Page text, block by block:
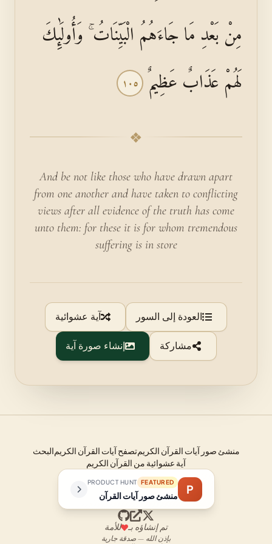
مِنْ بَعْدِ مَا جَاءَهُمُ الْبَيِّنَاتُ ۚ وَأُولَٰئِكَ
لَهُمْ عَذَابٌ عَظِيمٌ ١٠٥
❖
And be not like those who have drawn apart
from one another and have taken to conflicting
views after all evidence of the truth has come
unto them: for these it is for whom tremendous
suffering is in store
العودة إلى السور آية عشوائية
مشاركة إنشاء صورة آية
منشئ صور آيات القرآن الكريمتصفح آيات القرآن الكريمالبحث
آية عشوائية من القرآن الكريم
P
FEATURED
PRODUCT HUNT
منشئ صور آيات القرآن
تم إنشاؤه بـ للأمة
بإذن الله — صدقة جارية